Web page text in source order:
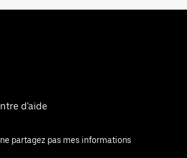
d'aide
partagez pas mes informations